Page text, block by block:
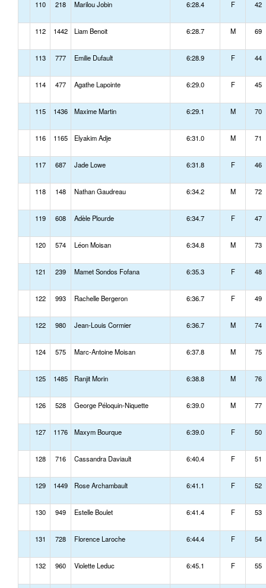
110 218 Marilou Jobin 6:28.4 F 42
112 1442 Liam Benoit 6:28.7 M 69
113 777 Emilie Dufault 6:28.9 F 44
114 477 Agathe Lapointe 6:29.0 F 45
115 1436 Maxime Martin 6:29.1 M 70
116 1165 Elyakim Adje 6:31.0 M 71
117 687 Jade Lowe 6:31.8 F 46
118 148 Nathan Gaudreau 6:34.2 M 72
119 608 Adèle Plourde 6:34.7 F 47
120 574 Léon Moisan 6:34.8 M 73
121 239 Mamet Sondos Fofana 6:35.3 F 48
122 993 Rachelle Bergeron 6:36.7 F 49
122 980 Jean-Louis Cormier 6:36.7 M 74
124 575 Marc-Antoine Moisan 6:37.8 M 75
125 1485 Ranjit Morin 6:38.8 M 76
126 528 George Péloquin-Niquette 6:39.0 M 77
127 1176 Maxym Bourque 6:39.0 F 50
128 716 Cassandra Daviault 6:40.4 F 51
129 1449 Rose Archambault 6:41.1 F 52
130 949 Estelle Boulet 6:41.4 F 53
131 728 Florence Laroche 6:44.4 F 54
132 960 Violette Leduc 6:45.1 F 55